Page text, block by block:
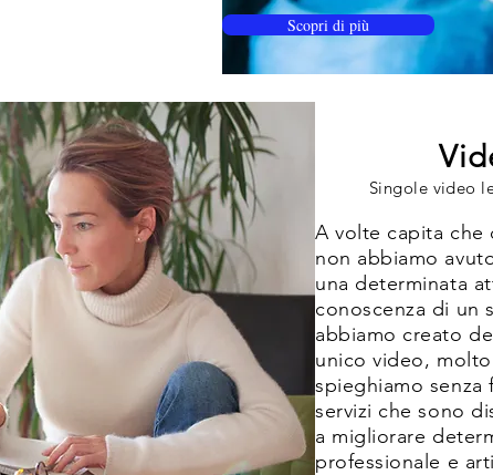
Scopri di più
Singole video
A volte capita che
non abbiamo
una determinata
conoscenza di un
abbiamo creato
unico video,
spieghiamo senza
servizi che sono
a migliorare
professionale e